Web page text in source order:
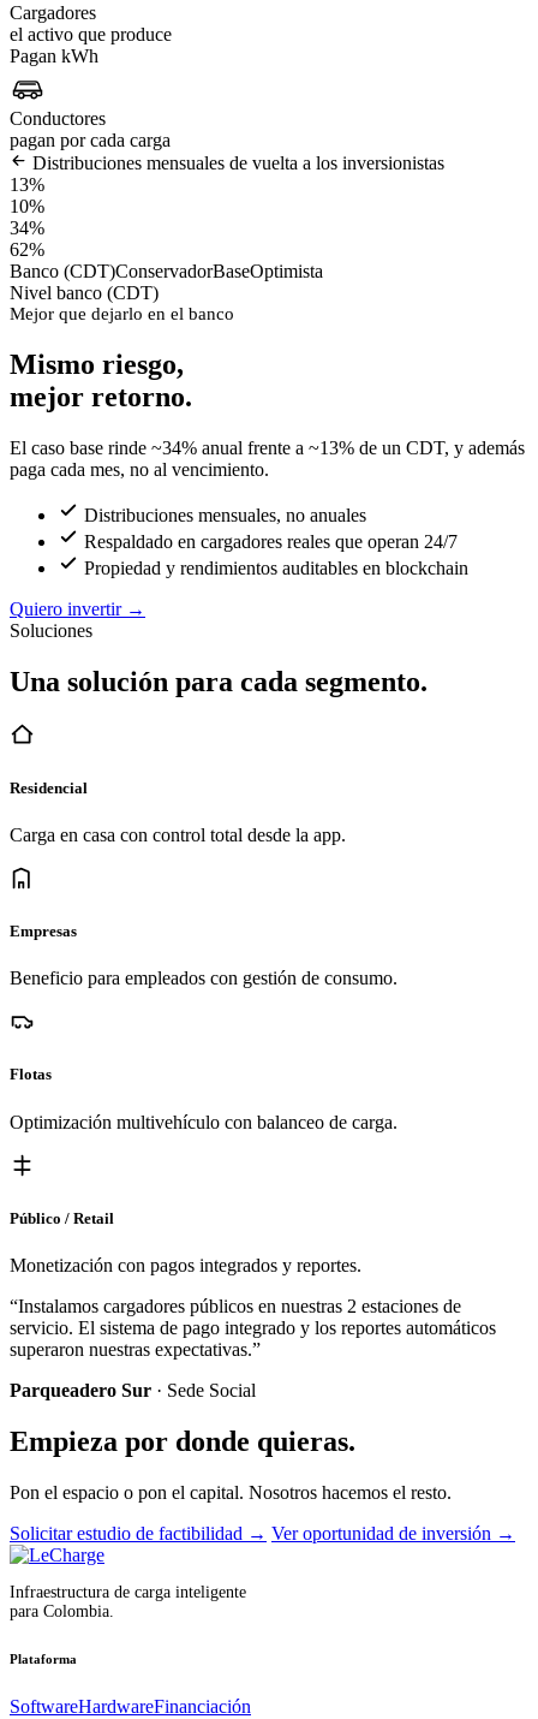
Cargadores
el activo que produce
Pagan kWh
Conductores
pagan por cada carga
Distribuciones mensuales de vuelta a los inversionistas
13%
10%
34%
62%
Banco (CDT)ConservadorBaseOptimista
Nivel banco (CDT)
Mejor que dejarlo en el banco
Mismo riesgo,
mejor retorno.
El caso base rinde ~34% anual frente a ~13% de un CDT, y además
paga cada mes, no al vencimiento.
Distribuciones mensuales, no anuales
Respaldado en cargadores reales que operan 24/7
Propiedad y rendimientos auditables en blockchain
Quiero invertir →
Soluciones
Una solución para cada segmento.
Residencial
Carga en casa con control total desde la app.
Empresas
Beneficio para empleados con gestión de consumo.
Flotas
Optimización multivehículo con balanceo de carga.
Público / Retail
Monetización con pagos integrados y reportes.
“Instalamos cargadores públicos en nuestras 2 estaciones de
servicio. El sistema de pago integrado y los reportes automáticos
superaron nuestras expectativas.”
Parqueadero Sur · Sede Social
Empieza por donde quieras.
Pon el espacio o pon el capital. Nosotros hacemos el resto.
Solicitar estudio de factibilidad → Ver oportunidad de inversión →
Infraestructura de carga inteligente
para Colombia.
Plataforma
SoftwareHardwareFinanciación